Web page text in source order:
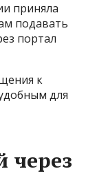
приняла
подавать
портал
к
для
через